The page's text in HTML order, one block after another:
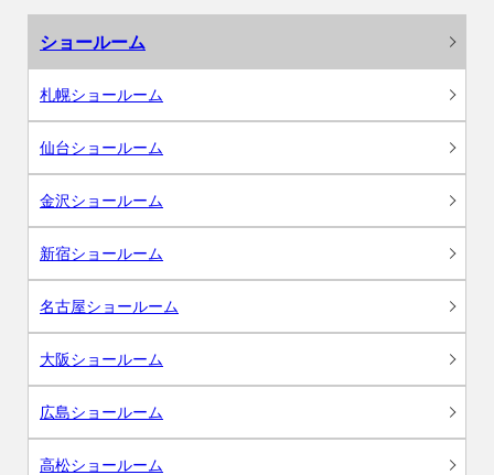
ショールーム
札幌ショールーム
仙台ショールーム
金沢ショールーム
新宿ショールーム
名古屋ショールーム
大阪ショールーム
広島ショールーム
高松ショールーム